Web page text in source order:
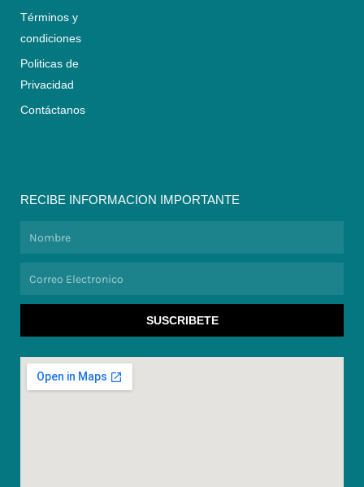
Términos y
condiciones
Politicas de
Privacidad
Contáctanos
RECIBE INFORMACION IMPORTANTE
SUSCRIBETE